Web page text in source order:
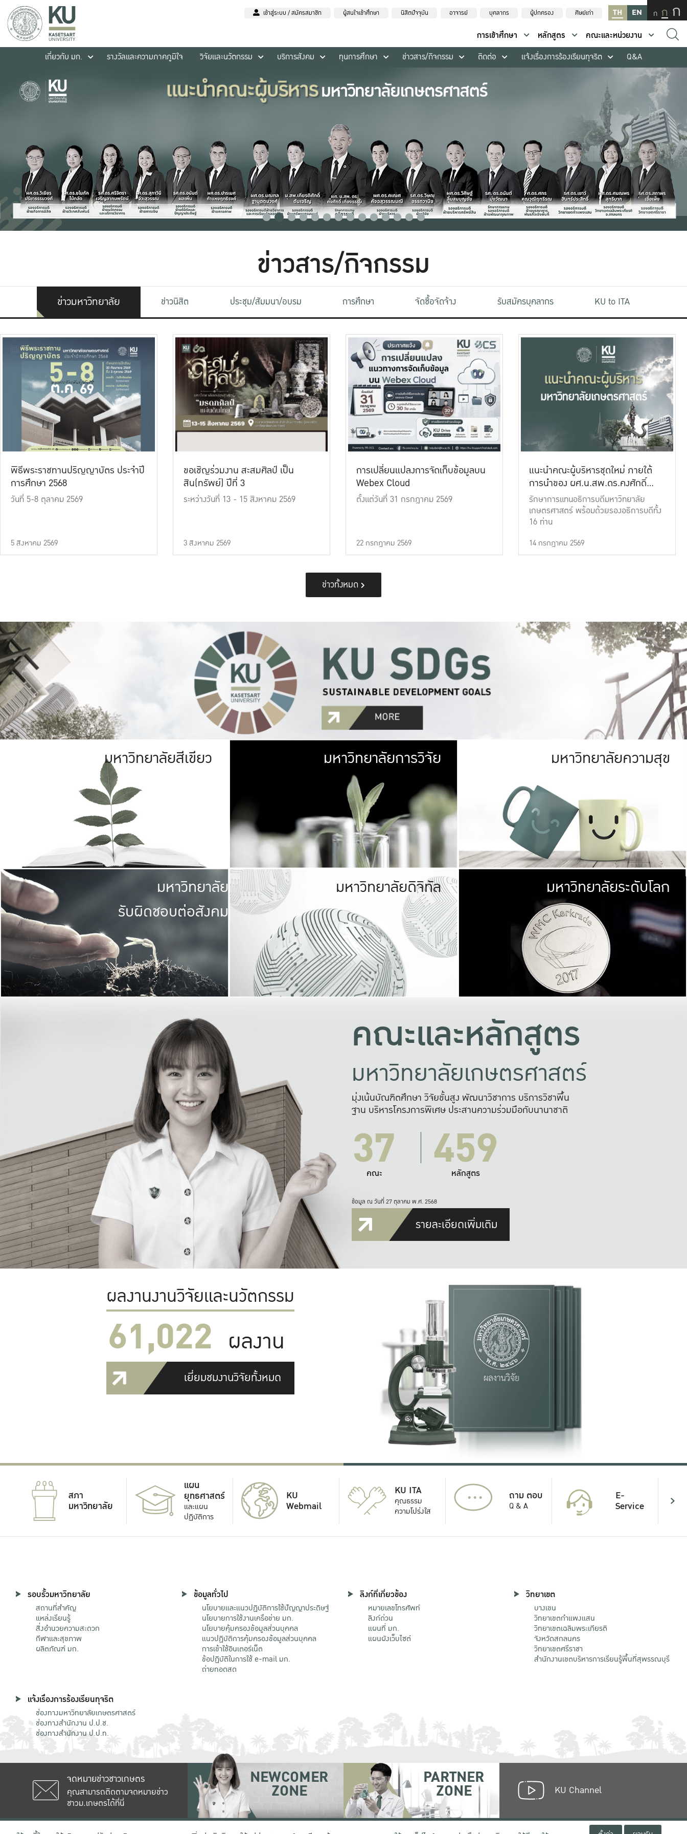
เข้าสู่ระบบ / สมัครสมาชิก ผู้สนใจเข้าศึกษา นิสิตปัจจุบัน อาจารย์ บุคลากร ผู้ปกครอง ศิษย์เก่า TH EN ก ก ก
การเข้าศึกษา หลักสูตร
คณะและหน่วยงาน
เกี่ยวกับ มก.
รางวัลและความภาคภูมิใจ วิจัยและนวัตกรรม บริการสังคม ทุนการศึกษา ข่าวสาร/กิจกรรม ติดต่อ แจ้งเรื่องการร้องเรียนทุจริต Q&A
ข่าวสาร/กิจกรรม
ข่าวมหาวิทยาลัย ข่าวนิสิต ประชุม/สัมมนา/อบรม การศึกษา จัดซื้อจัดจ้าง รับสมัครบุคลากร KU to ITA
พิธีพระราชทานปริญญาบัตร ประจำปี
การศึกษา 2568
วันที่ 5-8 ตุลาคม 2569
5 สิงหาคม 2569
ขอเชิญร่วมงาน สะสมศิลป์ เป็น
สิน(ทรัพย์) ปีที่ 3
ระหว่างวันที่ 13 - 15 สิงหาคม 2569
3 สิงหาคม 2569
การเปลี่ยนแปลงการจัดเก็บข้อมูลบน
Webex Cloud
ตั้งแต่วันที่ 31 กรกฎาคม 2569
22 กรกฎาคม 2569
แนะนำคณะผู้บริหารชุดใหม่ ภายใต้
การนำของ ผศ.น.สพ.ดร.คงศักดิ์
เที่ยงธรรม
รักษาการแทนอธิการบดีมหาวิทยาลัย
เกษตรศาสตร์ พร้อมด้วยรองอธิการบดีทั้ง
16 ท่าน
14 กรกฎาคม 2569
ข่าวทั้งหมด
มหาวิทยาลัยสีเขียว มหาวิทยาลัย
เกษตรศาสตร์ มีพื้นที่เขียวสดใส หนาแน่น
เป็นป่าในเมือง (URBAN FOREST)
เกษตรในเมือง (URBAN AGRICULTURE)
ที่นับรวมกันได้ประมาณ 1,400 ไร่
มหาวิทยาลัยการวิจัย มหาวิทยาลัย
ให้กับประชาชน
มหาวิทยาลัยความสุข
มหาวิทยาลัย
รับผิดชอบต่อสังคม
มหาวิทยาลัยรับผิดชอบต่อสังคม
ร่วมมือกับชุมชน เพื่อความกินดีอยู่ดี
และความสุขอย่างยั่งยืน
มองปัญหาในภาพกว้าง
แก้ไขจากปัญหาจุดเล็กๆ
มหาวิทยาลัยดิจิทัล มหาวิทยา
พร้อมที่จ
และผลักดันในการใช้ระบบส
เพื่อการทำงานแ
มหาวิทยาลัยระดับโลก
คณะและหลักสูตร
มหาวิทยาลัยเกษตรศาสตร์
มุ่งเน้นบัณฑิตศึกษา วิจัยขั้นสูง พัฒนาวิชาการ บริการวิชาพื้น
ฐาน บริหารโครงการพิเศษ ประสานความร่วมมือกับนานาชาติ
37
คณะ 459
หลักสูตร
ข้อมูล ณ วันที่ 27 ตุลาคม พ.ศ. 2568
รายละเอียดเพิ่มเติม
ผลงานงานวิจัยและนวัตกรรม
61,022 ผลงาน
เยี่ยมชมงานวิจัยทั้งหมด
สภา
มหาวิทยาลัย
แผน
ยุทธศาสตร์
และแผน
ปฏิบัติการ
KU
Webmail
KU ITA
คุณธรรม
ความโปร่งใส
... ถาม ตอบ
Q & A
E-
Service
รอบรั้วมหาวิทยาลัย
สถานที่สำคัญ
แหล่งเรียนรู้
สิ่งอำนวยความสะดวก
กีฬาและสุขภาพ
ผลิตภัณฑ์ มก.
ข้อมูลทั่วไป
นโยบายและแนวปฏิบัติการใช้ปัญญาประดิษฐ์
นโยบายการใช้งานเครือข่าย มก.
นโยบายคุ้มครองข้อมูลส่วนบุคคล
แนวปฏิบัติการคุ้มครองข้อมูลส่วนบุคคล
การเข้าใช้อินเตอร์เน็ต
ข้อปฏิบัติในการใช้ e-mail มก.
ถ่ายทอดสด
ลิงก์ที่เกี่ยวข้อง
หมายเลขโทรศัพท์
ลิงก์ด่วน
แผนที่ มก.
แผนผังเว็บไซต์
วิทยาเขต
บางเขน
วิทยาเขตกําแพงแสน
วิทยาเขตเฉลิมพระเกียรติ
จังหวัดสกลนคร
วิทยาเขตศรีราชา
สำนักงานเขตบริหารการเรียนรู้พื้นที่สุพรรณบุรี
แจ้งเรื่องการร้องเรียนทุจริต
ช่องทางมหาวิทยาลัยเกษตรศาสตร์
ช่องทางสำนักงาน ป.ป.ช.
ช่องทางสำนักงาน ป.ป.ท.
จดหมายข่าวชาวเกษตร
คุณสามารถติดตามจดหมายข่าว
ชาวม.เกษตรได้ที่นี่
NEWCOMER
ZONE
PARTNER
ZONE KU Channel